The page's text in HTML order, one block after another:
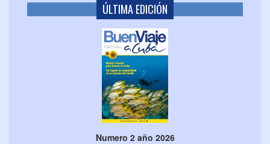
ÚLTIMA EDICIÓN
Numero 2 año 2026